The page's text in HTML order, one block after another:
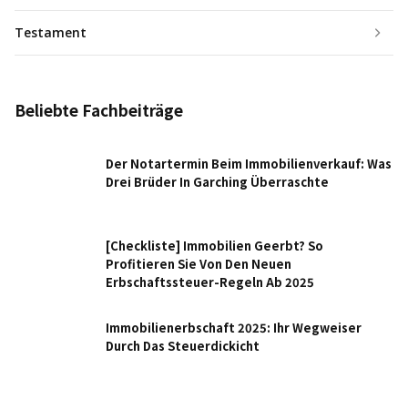
Testament
Beliebte Fachbeiträge
Der Notartermin Beim Immobilienverkauf: Was
Drei Brüder In Garching Überraschte
[Checkliste] Immobilien Geerbt? So
Profitieren Sie Von Den Neuen
Erbschaftssteuer-Regeln Ab 2025
Immobilienerbschaft 2025: Ihr Wegweiser
Durch Das Steuerdickicht